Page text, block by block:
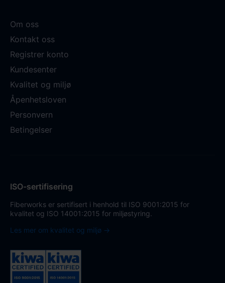
Om oss
Kontakt oss
Registrer konto
Kundesenter
Kvalitet og miljø
Åpenhetsloven
Personvern
Betingelser
ISO-sertifisering
Fiberworks er sertifisert i henhold til ISO 9001:2015 for
kvalitet og ISO 14001:2015 for miljøstyring.
Les mer om kvalitet og miljø →